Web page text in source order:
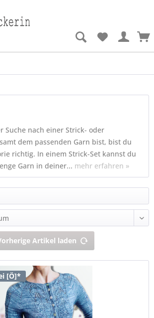
Suche nach einer Strick- oder
dem passenden Garn bist, bist du
richtig. In einem Strick-Set kannst du
Garn in deiner... mehr erfahren »
Artikel laden
[Ö]*